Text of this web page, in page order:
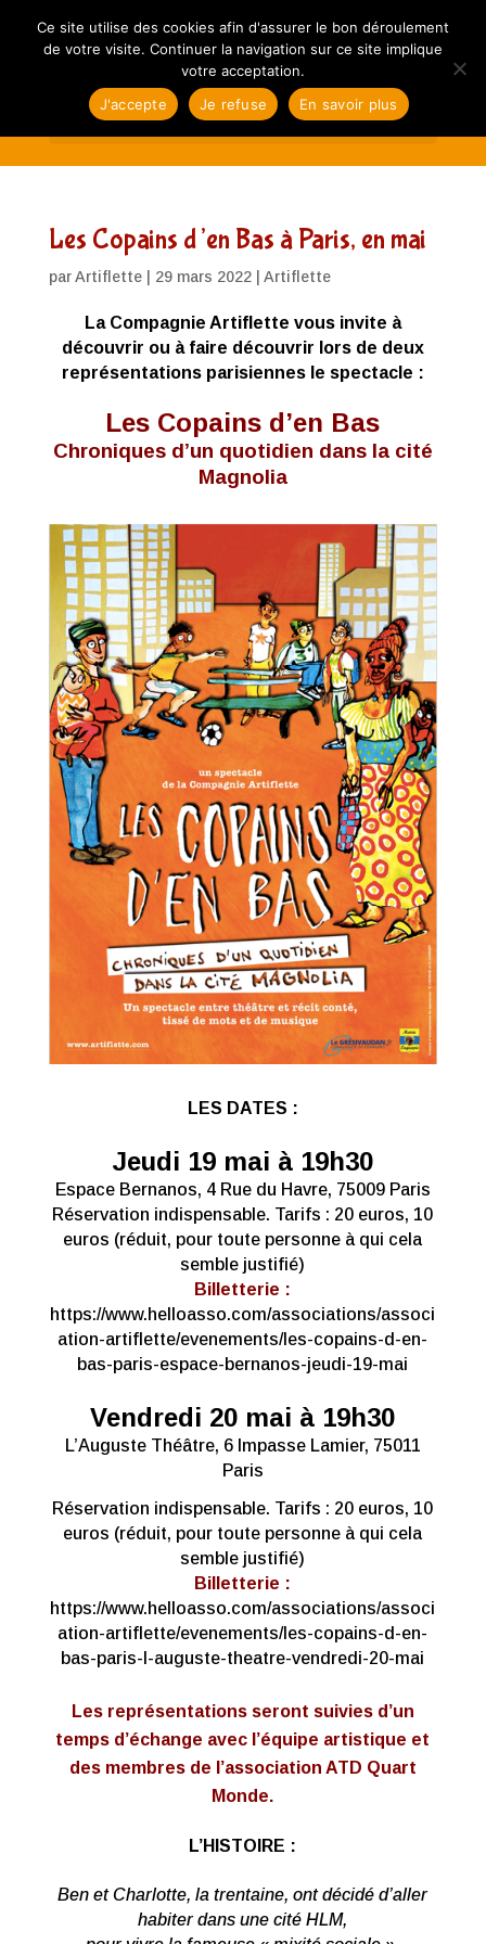
Sélectionner une page
Les Copains d’en Bas à Paris, en mai
parArtiflette| 29 mars 2022| Artiflette
La Compagnie Artiflette vous invite à
découvrir ou à faire découvrir lors de deux
représentations parisiennes le spectacle :
Les Copains d’en Bas
Chroniques d’un quotidien dans la cité
Magnolia
LES DATES :
Jeudi 19 mai à 19h30
Espace Bernanos, 4 Rue du Havre, 75009 Paris
Réservation indispensable. Tarifs : 20 euros, 10
euros (réduit, pour toute personne à qui cela
semble justifié)
Billetterie :
https://www.helloasso.com/associations/associ
ation-artiflette/evenements/les-copains-d-en-
bas-paris-espace-bernanos-jeudi-19-mai
Vendredi 20 mai à 19h30
L’Auguste Théâtre, 6 Impasse Lamier, 75011
Paris
Réservation indispensable. Tarifs : 20 euros, 10
euros (réduit, pour toute personne à qui cela
semble justifié)
Billetterie :
https://www.helloasso.com/associations/associ
ation-artiflette/evenements/les-copains-d-en-
bas-paris-l-auguste-theatre-vendredi-20-mai
Les représentations seront suivies d’un
temps d’échange avec l’équipe artistique et
des membres de l’association ATD Quart
Monde.
L’HISTOIRE :
Ben et Charlotte, la trentaine, ont décidé d’aller
habiter dans une cité HLM,
Ce site utilise des cookies afin d'assurer le bon déroulement
de votre visite. Continuer la navigation sur ce site implique
votre acceptation.
J'accepte
Je refuse En savoir plus